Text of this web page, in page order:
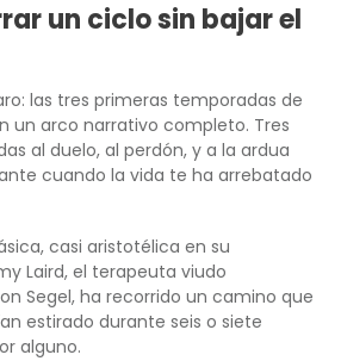
un ciclo sin bajar el
las tres primeras temporadas de
un arco narrativo completo. Tres
al duelo, al perdón, y a la ardua
cuando la vida te ha arrebatado
casi aristotélica en su
Laird, el terapeuta viudo
Segel, ha recorrido un camino que
estirado durante seis o siete
alguno.